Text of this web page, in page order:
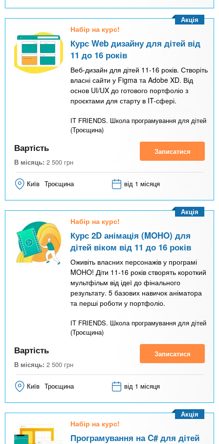
Набір на курс!
Курс Web дизайну для дітей від
11 до 16 років
Веб-дизайн для дітей 11-16 років. Створіть
власні сайти у Figma та Adobe XD. Від
основ UI/UX до готового портфоліо з
проєктами для старту в IT-сфері.
IT FRIENDS. Школа програмування для дітей
(Троєщина)
Акція
Вартість
В місяць: 2 500 грн
Записатися
Київ Троєщина від 1 місяця
Набір на курс!
Курс 2D анімація (MOHO) для
дітей віком від 11 до 16 років
Оживіть власних персонажів у програмі
MOHO! Діти 11-16 років створять короткий
мультфільм від ідеї до фінального
результату. 5 базових навичок аніматора
та перші роботи у портфоліо.
IT FRIENDS. Школа програмування для дітей
(Троєщина)
Акція
Вартість
В місяць: 2 500 грн
Записатися
Київ Троєщина від 1 місяця
Набір на курс!
Програмування на C# для дітей
Акція